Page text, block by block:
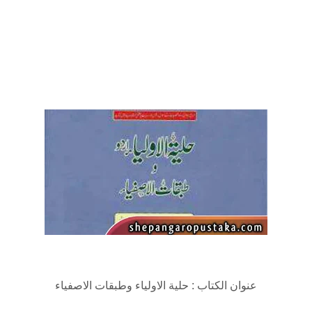
عنوان الكتاب : حلية الاولياء وطبقات الاصفياء